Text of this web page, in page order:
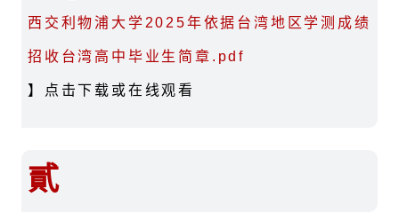
西交利物浦大学2025年依据台湾地区学测成绩
招收台湾高中毕业生简章.pdf
】点击下载或在线观看
貳